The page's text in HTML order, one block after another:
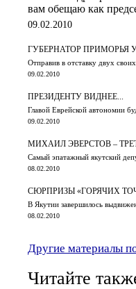
вам обещаю как
09.02.2010
ГУБЕРНАТОР
Отправив в отставку двух
09.02.2010
ПРЕЗИДЕНТУ ВИДНЕЕ...
Главой Еврейской автономии
09.02.2010
МИХАИЛ ЭВЕРСТОВ –
Самый эпатажный якутский
08.02.2010
СЮРПРИЗЫ «ГОРЯЧИХ
В Якутии завершилось
08.02.2010
Другие материалы
Читайте